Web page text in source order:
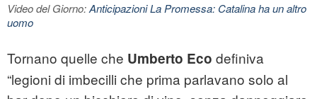
Video del Giorno:Anticipazioni La Promessa: Catalina ha un altro
uomo
Tornano quelle che Umberto Eco definiva
“legioni di imbecilli che prima parlavano solo al